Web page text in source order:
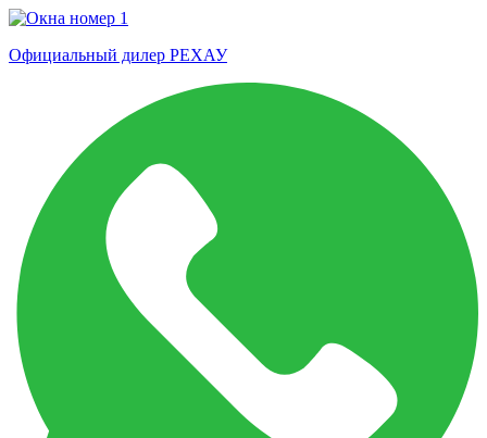
Официальный дилер РЕХАУ